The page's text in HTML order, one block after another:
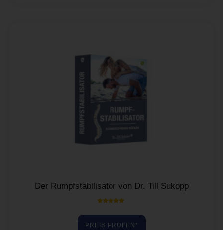
Der Rumpfstabilisator von Dr. Till Sukopp
PREIS PRÜFEN*